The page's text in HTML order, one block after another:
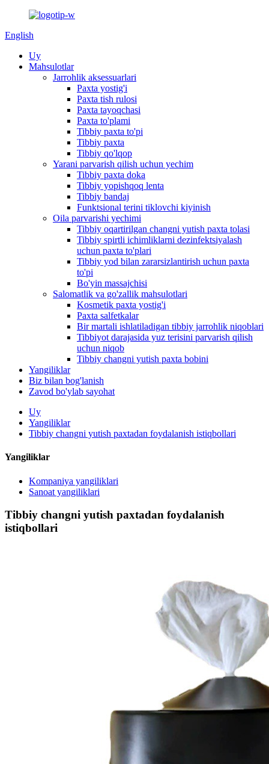
English
Uy
Mahsulotlar
Jarrohlik aksessuarlari
Paxta yostig'i
Paxta tish rulosi
Paxta tayoqchasi
Paxta to'plami
Tibbiy paxta to'pi
Tibbiy paxta
Tibbiy qo'lqop
Yarani parvarish qilish uchun yechim
Tibbiy paxta doka
Tibbiy yopishqoq lenta
Tibbiy bandaj
Funktsional terini tiklovchi kiyinish
Oila parvarishi yechimi
Tibbiy oqartirilgan changni yutish paxta tolasi
Tibbiy spirtli ichimliklarni dezinfektsiyalash
uchun paxta to'plari
Tibbiy yod bilan zararsizlantirish uchun paxta
to'pi
Bo'yin massajchisi
Salomatlik va go'zallik mahsulotlari
Kosmetik paxta yostig'i
Paxta salfetkalar
Bir martali ishlatiladigan tibbiy jarrohlik niqoblari
Tibbiyot darajasida yuz terisini parvarish qilish
uchun niqob
Tibbiy changni yutish paxta bobini
Yangiliklar
Biz bilan bog'lanish
Zavod bo'ylab sayohat
Uy
Yangiliklar
Tibbiy changni yutish paxtadan foydalanish istiqbollari
Yangiliklar
Kompaniya yangiliklari
Sanoat yangiliklari
Tibbiy changni yutish paxtadan foydalanish
istiqbollari